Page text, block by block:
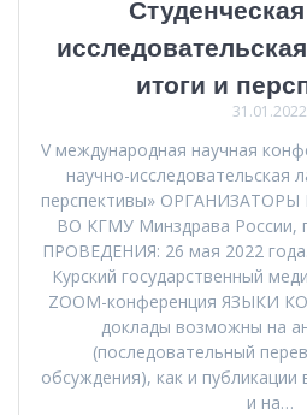
итоги и
31.01.2022
V международная научная
научно-исследовательская
перспективы»
ВО КГМУ Минздрава России,
ПРОВЕДЕНИЯ: 26 мая 2022
Курский государственный
ZOOM-конференция ЯЗЫКИ
доклады возможны на
(последовательный
обсуждения), как и
и на…